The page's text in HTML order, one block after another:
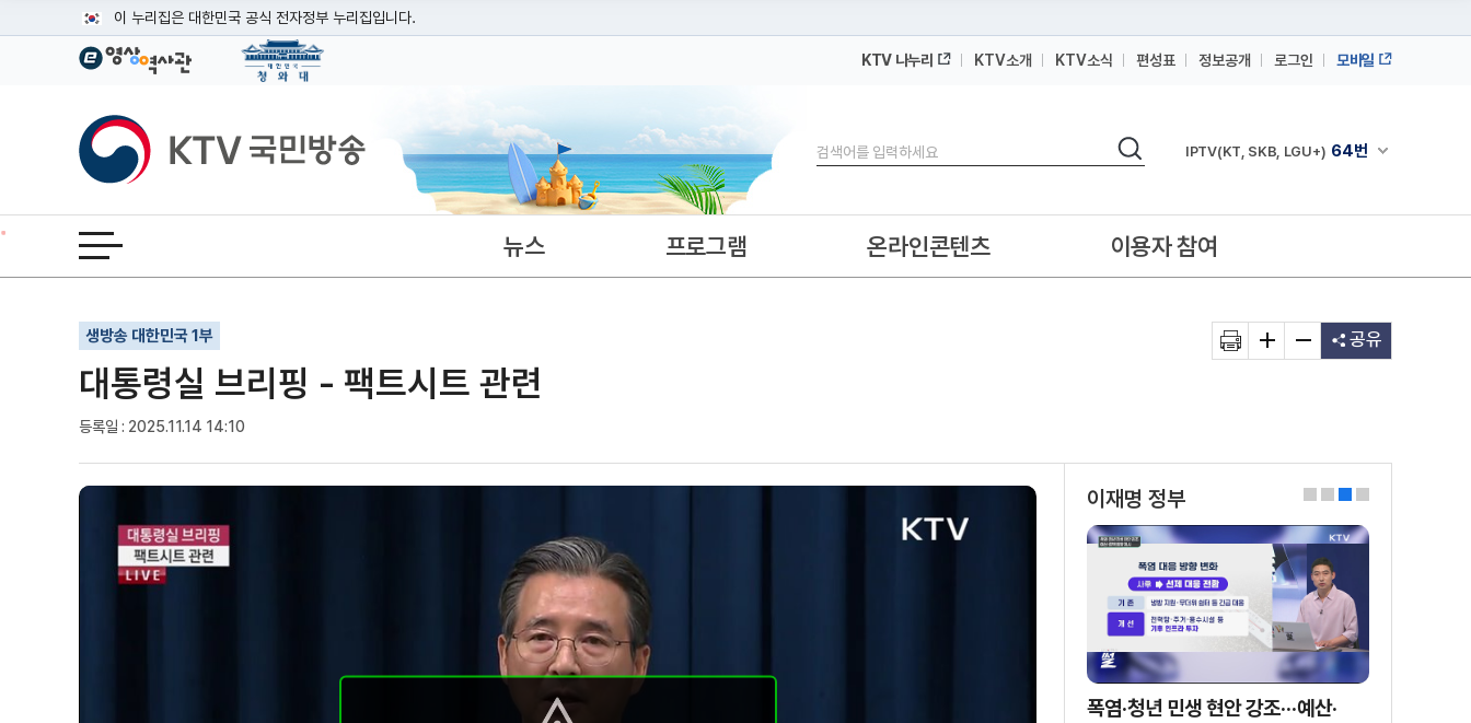
이 누리집은 대한민국 공식 전자정부 누리집입니다.
공식 누리집 주소 확인하기
이밖에 or.kr 또는 .kr등 다른 도메인 주소를 사용하고 있다면 아래 URL에서 도메인 주소를 확인해 보세요
운영중인 공식 누리집보기
KTV 나누리 KTV소개 KTV소식 편성표 정보공개 로그인 모바일
KTV국민방송
검색
검색 채널안내 펼쳐
IPTV(KT, SKB, LGU+) 64번
IPTV(KT, SKB, LGU+)
전체메뉴 열기 뉴스 프로그램 온라인콘텐츠 이용자 참여
생방송 대한민국 1부
대통령실 브리핑 - 팩트시트 관련
등록일 : 2025.11.14 14:10
기사인쇄
글자확대
글자축소 공유
이재명 정부 0
1
2
3
폭염·청년 민생 현안 강조···예산·